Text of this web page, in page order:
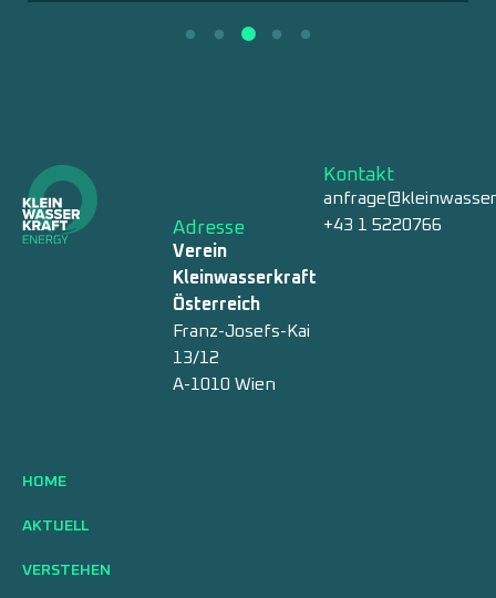
Adresse
Verein
Kleinwasserkraft
Österreich
Franz-Josefs-Kai
13/12
A-1010 Wien
Kontakt
+43 1 5220766
HOME
AKTUELL
VERSTEHEN